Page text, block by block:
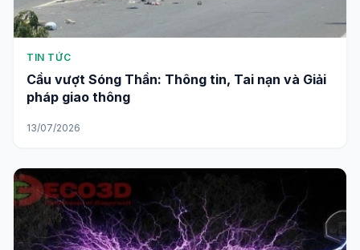
TIN TỨC
Cầu vượt Sóng Thần: Thông tin, Tai nạn và Giải
pháp giao thông
13/07/2026